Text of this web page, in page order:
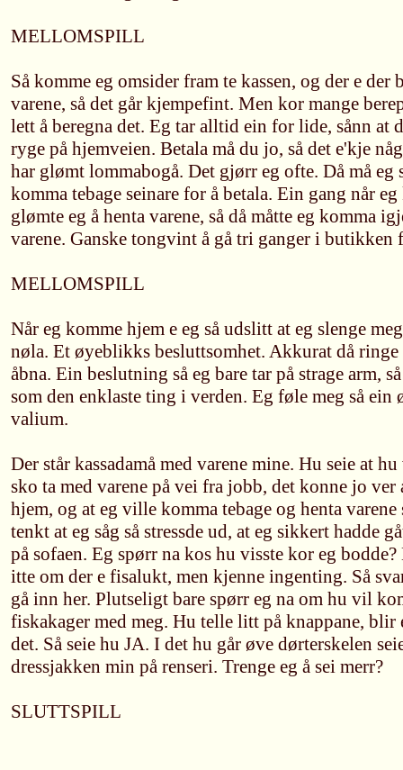
MELLOMSPILL
Så komme eg omsider fram te kassen, og der e der
varene, så det går kjempefint. Men kor mange
lett å beregna det. Eg tar alltid ein for lide, sånn at
ryge på hjemveien. Betala må du jo, så det e'kje
har glømt lommabogå. Det gjørr eg ofte. Då må eg
komma tebage seinare for å betala. Ein gang når
glømte eg å henta varene, så då måtte eg komma
varene. Ganske tongvint å gå tri ganger i butikken
MELLOMSPILL
Når eg komme hjem e eg så udslitt at eg slenge
nøla. Et øyeblikks besluttsomhet. Akkurat då ringe
åbna. Ein beslutning så eg bare tar på strage arm,
som den enklaste ting i verden. Eg føle meg så
valium.
Der står kassadamå med varene mine. Hu seie at
sko ta med varene på vei fra jobb, det konne jo
hjem, og at eg ville komma tebage og henta varene
tenkt at eg såg så stressde ud, at eg sikkert hadde
på sofaen. Eg spørr na kos hu visste kor eg
itte om der e fisalukt, men kjenne ingenting. Så
gå inn her. Plutseligt bare spørr eg na om hu vil
fiskakager med meg. Hu telle litt på knappane, blir
det. Så seie hu JA. I det hu går øve dørterskelen
dressjakken min på renseri. Trenge eg å sei merr?
SLUTTSPILL